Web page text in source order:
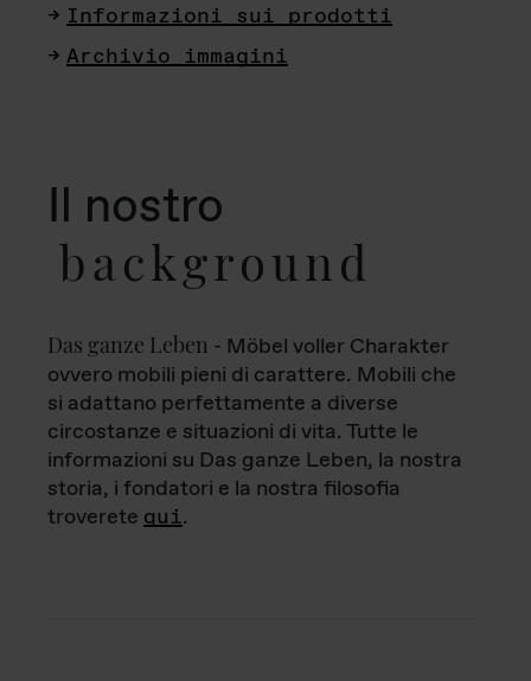
Informazioni sui prodotti
Archivio immagini
Il nostro
background
Das ganze Leben - Möbel voller Charakter
ovvero mobili pieni di carattere. Mobili che
si adattano perfettamente a diverse
circostanze e situazioni di vita. Tutte le
informazioni su Das ganze Leben, la nostra
storia, i fondatori e la nostra filosofia
troverete qui.